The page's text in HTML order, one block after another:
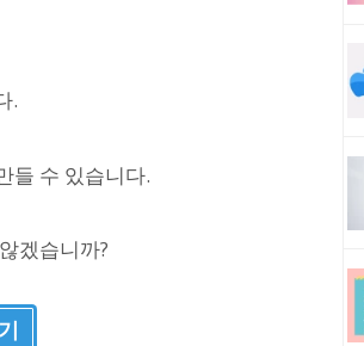
.
들 수 있습니다.
겠습니까?